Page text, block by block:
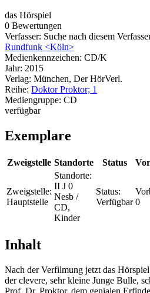
das Hörspiel
0 Bewertungen
Verfasser: Suche nach diesem
Rundfunk <Köln>
Medienkennzeichen: CD/K
Jahr: 2015
Verlag: München, Der HörVerl.
Reihe: Doktor Proktor; 1
Mediengruppe: CD
verfügbar
Exemplare
Zweigstelle Standorte Status
Zweigstelle:
Hauptstelle
Standorte:
II J 0
Nesb /
CD,
Kinder
Status:
Verfügbar 0
Inhalt
Nach der Verfilmung jetzt das
der clevere, sehr kleine Junge Bulle,
Prof. Dr. Proktor, dem genialen